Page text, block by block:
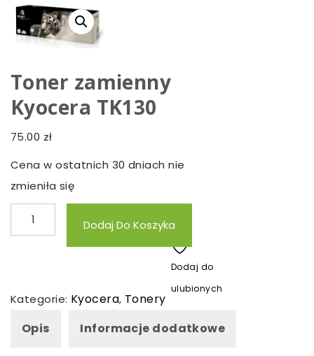
Toner zamienny
Kyocera TK130
75.00 zł
Cena w ostatnich 30 dniach nie
zmieniła się
ilość
Toner
TK130
Dodaj Do Koszyka
Dodaj do
ulubionych
Kategorie: Kyocera, Tonery
Opis
Informacje dodatkowe